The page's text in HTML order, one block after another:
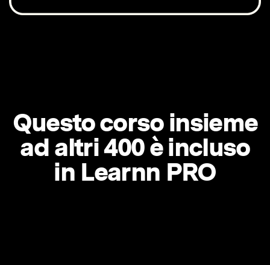
Questo corso insieme
ad altri 400 è incluso
in Learnn PRO